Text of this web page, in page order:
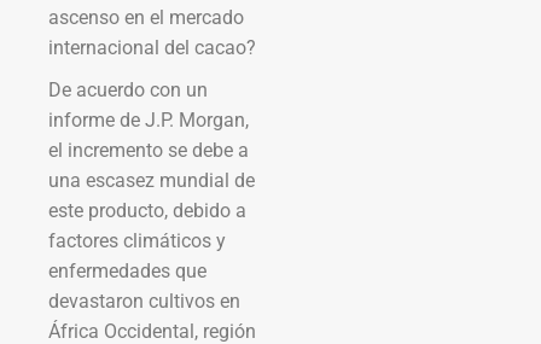
ascenso en el mercado
internacional del cacao?
De acuerdo con un
informe de J.P. Morgan,
el incremento se debe a
una escasez mundial de
este producto, debido a
factores climáticos y
enfermedades que
devastaron cultivos en
África Occidental, región